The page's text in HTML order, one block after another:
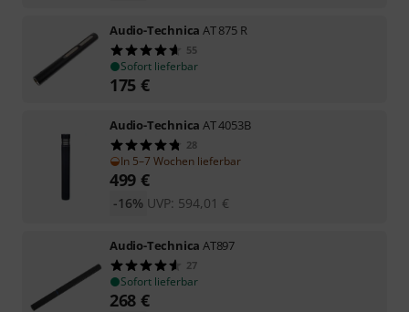
Audio-Technica AT 875 R
55
Sofort lieferbar
175 €
Audio-Technica AT 4053B
28
In 5–7 Wochen lieferbar
499 €
UVP: 594,01 €
-16%
Audio-Technica AT897
27
Sofort lieferbar
268 €